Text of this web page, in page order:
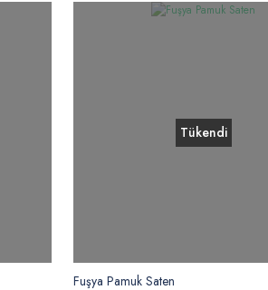
Tükendi
Fuşya Pamuk Saten